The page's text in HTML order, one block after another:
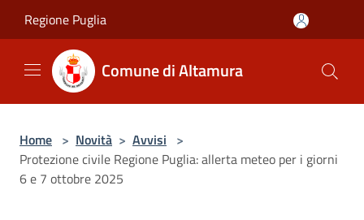
Regione Puglia
Comune di Altamura
Home > Novità > Avvisi >
Protezione civile Regione Puglia: allerta meteo per i giorni
6 e 7 ottobre 2025